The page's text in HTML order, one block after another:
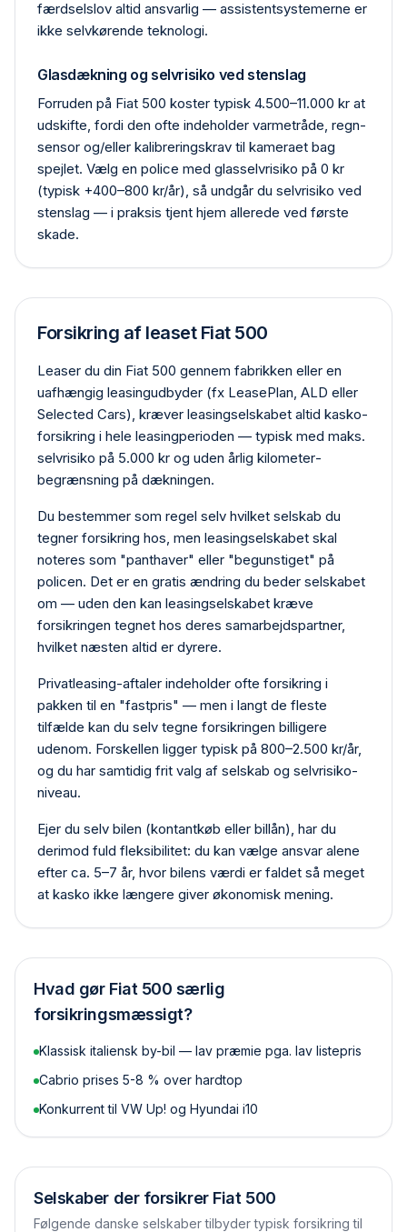
færdselslov altid ansvarlig — assistentsystemerne er
ikke selvkørende teknologi.
Glasdækning og selvrisiko ved stenslag
Forruden på Fiat 500 koster typisk 4.500–11.000 kr at
udskifte, fordi den ofte indeholder varmetråde, regn­
sensor og/eller kalibrerings­krav til kameraet bag
spejlet. Vælg en police med glas­selvrisiko på 0 kr
(typisk +400–800 kr/år), så undgår du selvrisiko ved
stenslag — i praksis tjent hjem allerede ved første
skade.
Forsikring af leaset Fiat 500
Leaser du din Fiat 500 gennem fabrikken eller en
uafhængig leasing­udbyder (fx LeasePlan, ALD eller
Selected Cars), kræver leasing­selskabet altid kasko­
forsikring i hele leasing­perioden — typisk med maks.
selvrisiko på 5.000 kr og uden årlig kilometer­
begrænsning på dækningen.
Du bestemmer som regel selv hvilket selskab du
tegner forsikring hos, men leasing­selskabet skal
noteres som "panthaver" eller "begunstiget" på
policen. Det er en gratis ændring du beder selskabet
om — uden den kan leasing­selskabet kræve
forsikringen tegnet hos deres samarbejdspartner,
hvilket næsten altid er dyrere.
Privat­leasing-aftaler indeholder ofte forsikring i
pakken til en "fastpris" — men i langt de fleste
tilfælde kan du selv tegne forsikringen billigere
udenom. Forskellen ligger typisk på 800–2.500 kr/år,
og du har samtidig frit valg af selskab og selvrisiko­
niveau.
Ejer du selv bilen (kontant­køb eller billån), har du
derimod fuld fleksibilitet: du kan vælge ansvar alene
efter ca. 5–7 år, hvor bilens værdi er faldet så meget
at kasko ikke længere giver økonomisk mening.
Hvad gør Fiat 500 særlig
forsikringsmæssigt?
Klassisk italiensk by-bil — lav præmie pga. lav listepris
Cabrio prises 5-8 % over hardtop
Konkurrent til VW Up! og Hyundai i10
Selskaber der forsikrer Fiat 500
Følgende danske selskaber tilbyder typisk forsikring til